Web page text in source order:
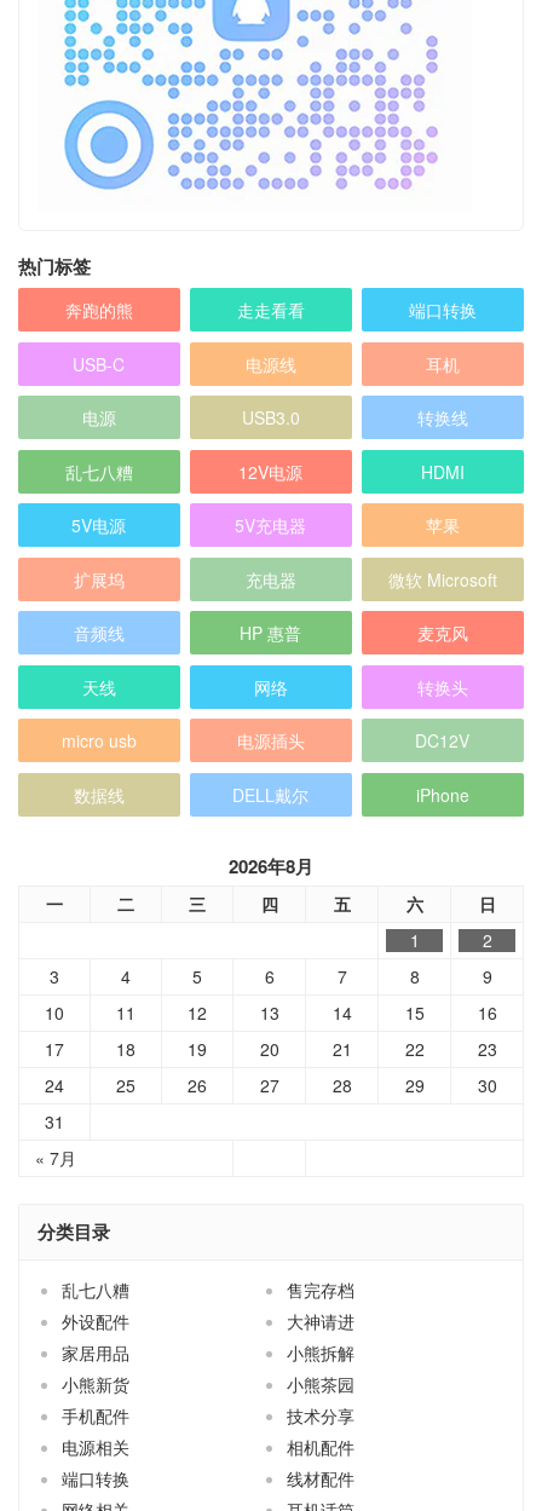
热门标签
奔跑的熊 走走看看 端口转换
USB-C 电源线 耳机
电源 USB3.0 转换线
乱七八糟 12V电源 HDMI
5V电源 5V充电器 苹果
扩展坞 充电器 微软 Microsoft
音频线 HP 惠普 麦克风
天线 网络 转换头
micro usb 电源插头 DC12V
数据线 DELL戴尔 iPhone
2026年8月
一 二 三 四 五 六 日
« 7月
1
2
3
4 5 6 7 8
9
10
11 12 13 14 15
16
17
18 19 20 21 22
23
24
25 26 27 28 29
30
31
分类目录
乱七八糟
售完存档
外设配件
大神请进
家居用品
小熊拆解
小熊新货
小熊茶园
手机配件
技术分享
电源相关
相机配件
端口转换
线材配件